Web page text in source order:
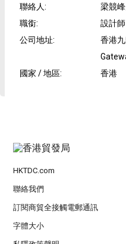
聯絡人:
梁競
職銜:
設計師
公司地址:
香港
國家 / 地區: 香港
HKTDC.com
聯絡我們
訂閱商貿全接觸電郵通訊
字體大小